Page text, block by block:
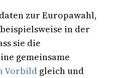
zur Europawahl,
in der
sie die
gemeinsame
Vorbild gleich und